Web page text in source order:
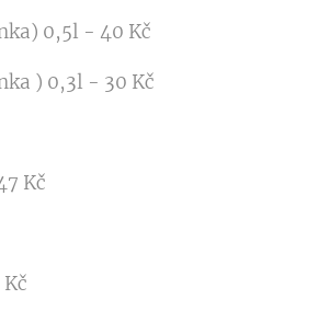
0,5l - 40 Kč
) 0,3l - 30 Kč
Kč